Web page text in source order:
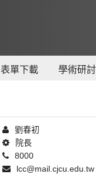
表單下載 學術研
劉春初
院長
8000
lcc@mail.cjcu.edu.tw